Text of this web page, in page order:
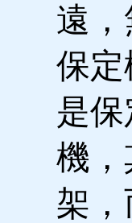
遠
保
是
機
架